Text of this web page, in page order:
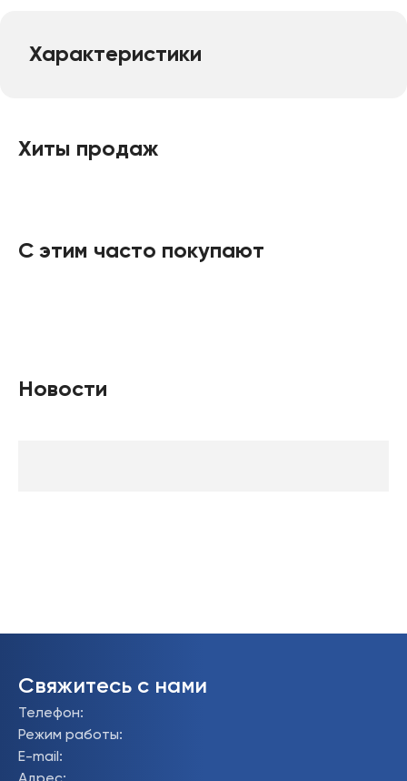
Характеристики
Хиты продаж
С этим часто покупают
Новости
Свяжитесь с нами
Телефон:
Режим работы:
E-mail :